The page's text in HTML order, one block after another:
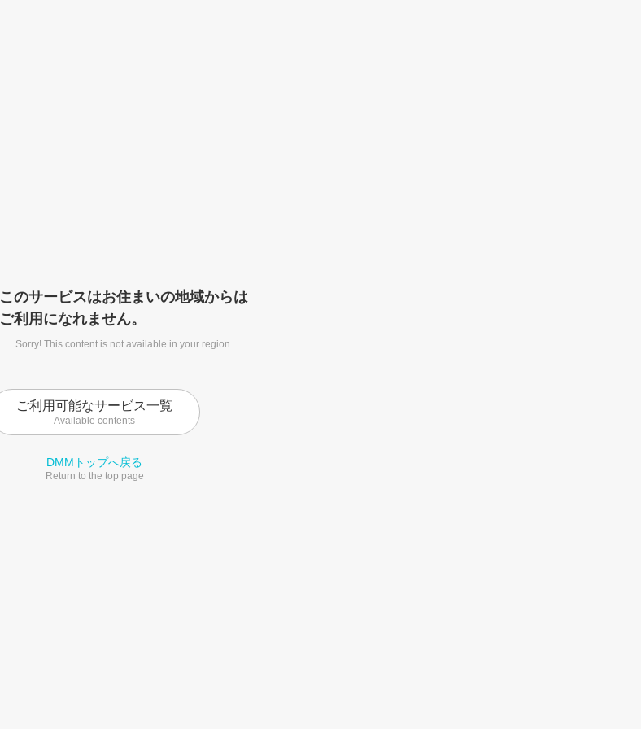
このサービスはお住まいの地域からは
ご利用になれません。
Sorry! This content is not available in your region.
ご利用可能なサービス一覧
Available contents
DMMトップへ戻る
Return to the top page